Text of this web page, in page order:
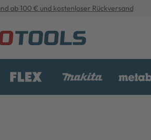
ab 100 € und kostenloser Rückversand